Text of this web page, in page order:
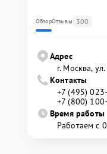
ОбзорОтзывы 300
Адрес
г. Москва,
Контакты
+7 (495)
+7 (800)
Время работы
Работаем с